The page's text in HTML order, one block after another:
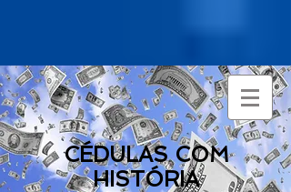
CÉDULAS COM
HISTÓRIA